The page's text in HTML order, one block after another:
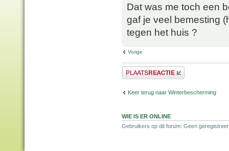
Dat was me toch een
gaf je veel bemesting
tegen het huis ?
Vorige
Plaats een reactie
Keer terug naar Winterbescherming
WIE IS ER ONLINE
Gebruikers op dit forum: Geen